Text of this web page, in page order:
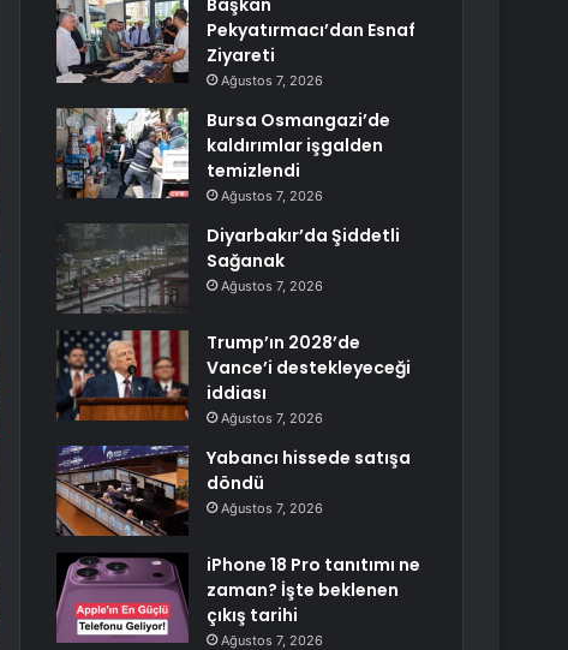
Başkan
Pekyatırmacı’dan Esnaf
Ziyareti
Ağustos 7, 2026
Bursa Osmangazi’de
kaldırımlar işgalden
temizlendi
Ağustos 7, 2026
Diyarbakır’da Şiddetli
Sağanak
Ağustos 7, 2026
Trump’ın 2028’de
Vance’i destekleyeceği
iddiası
Ağustos 7, 2026
Yabancı hissede satışa
döndü
Ağustos 7, 2026
iPhone 18 Pro tanıtımı ne
zaman? İşte beklenen
çıkış tarihi
Ağustos 7, 2026